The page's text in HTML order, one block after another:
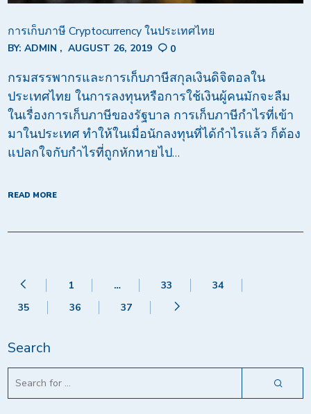
การเก็บภาษี Cryptocurrency ในประเทศไทย
BY:ADMIN AUGUST 26, 2019 0
กรมสรรพากรและการเก็บภาษีสกุลเงินดิจิตอลใน
ประเทศไทย ในการลงทุนหรือการใช้เงินผู้คนมักจะลืม
ในเรื่องการเก็บภาษีของรัฐบาล การเก็บภาษีกำไรที่เข้า
มาในประเทศ ทำให้ในเมื่อนักลงทุนที่ได้กำไรแล้ว ก็ต้อง
แปลกใจกับกำไรที่ถูกหักหายไป…
READ MORE
1 … 33
34
35
36 37
Search